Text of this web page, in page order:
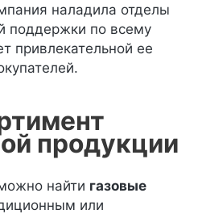
наладила отделы
поддержки по всему
привлекательной ее
продукции
найти газовые
или